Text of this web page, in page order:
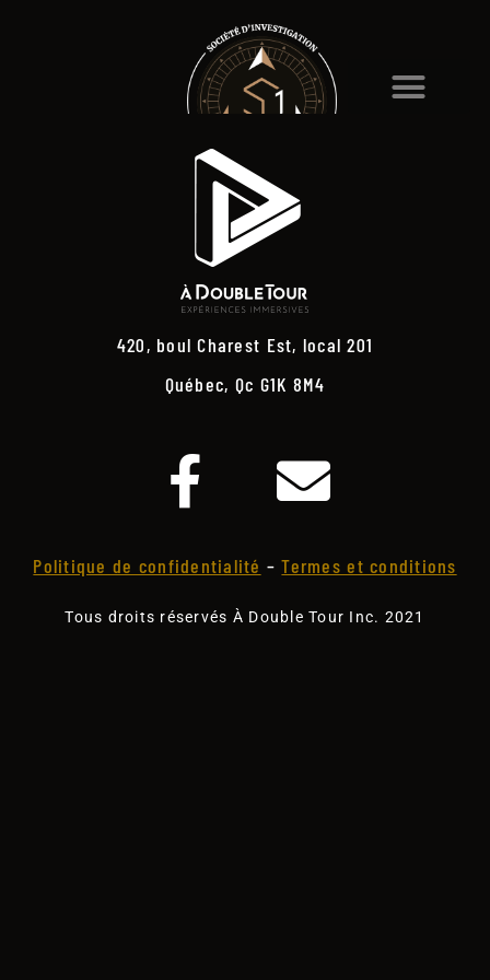
420, boul Charest Est, local 201
Québec, Qc G1K 8M4
Politique de confidentialité –Termes et conditions
Tous droits réservés À Double Tour Inc. 2021